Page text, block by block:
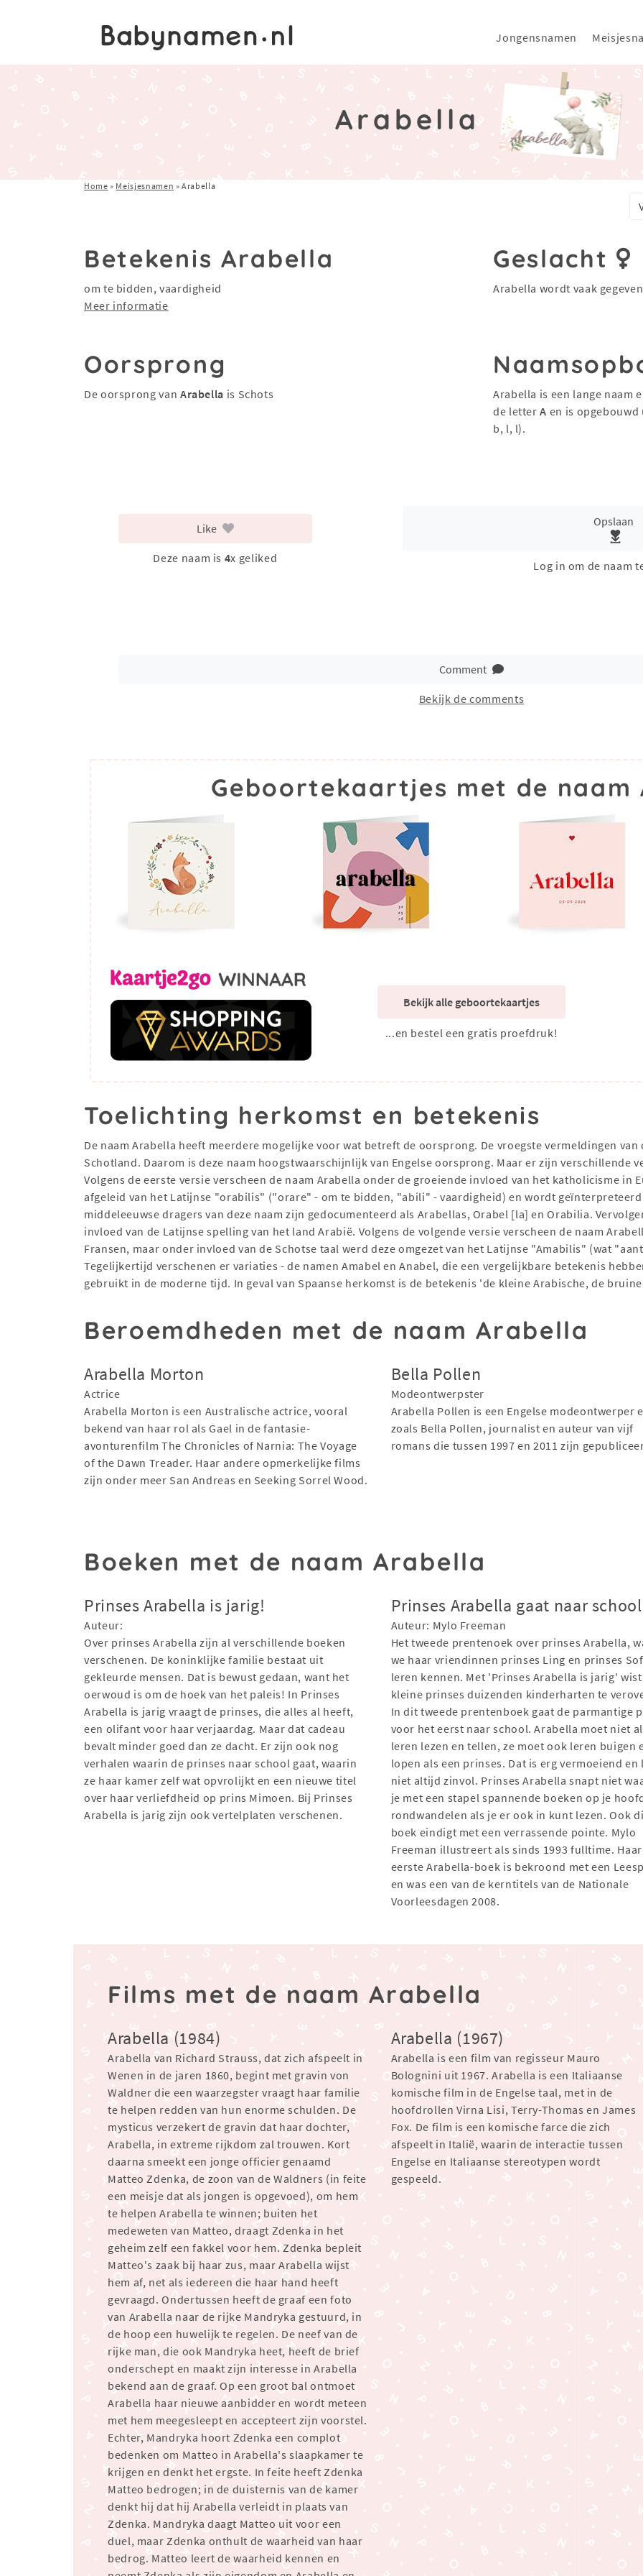
Jongensnamen
Arabella
Home » Meisjesnamen »Arabella
Betekenis Arabella
om te bidden, vaardigheid
Meer informatie
Geslacht
Arabella wordt vaak
Oorsprong
De oorsprong van Arabella is Schots Arabella is een lange naam
de letterA en is opgebouwd
b, l, l).
Like
Deze naam is 4x geliked
Opslaan
Log in om de naam
Comment
Bekijk de comments
Geboortekaartjes met de naam
Bekijk alle geboortekaartjes
...en bestel een gratis proefdruk!
Toelichting herkomst en betekenis
De naam Arabella heeft meerdere mogelijke voor wat betreft de oorsprong. De vroegste vermeldingen van
Schotland. Daarom is deze naam hoogstwaarschijnlijk van Engelse oorsprong. Maar er zijn verschillende
Volgens de eerste versie verscheen de naam Arabella onder de groeiende invloed van het katholicisme in
afgeleid van het Latijnse "orabilis" ("orare" - om te bidden, "abili" - vaardigheid) en wordt geïnterpreteerd
middeleeuwse dragers van deze naam zijn gedocumenteerd als Arabellas, Orabel [la] en Orabilia.
invloed van de Latijnse spelling van het land Arabië. Volgens de volgende versie verscheen de naam
Fransen, maar onder invloed van de Schotse taal werd deze omgezet van het Latijnse "Amabilis" (wat
Tegelijkertijd verschenen er variaties - de namen Amabel en Anabel, die een vergelijkbare betekenis
gebruikt in de moderne tijd. In geval van Spaanse herkomst is de betekenis 'de kleine Arabische, de
Beroemdheden met de naam Arabella
Arabella Morton
Actrice
Arabella Morton is een Australische actrice, vooral
bekend van haar rol als Gael in de fantasie-
avonturenfilm The Chronicles of Narnia: The Voyage
of the Dawn Treader. Haar andere opmerkelijke films
zijn onder meer San Andreas en Seeking Sorrel Wood.
Bella Pollen
Modeontwerpster
Arabella Pollen is een Engelse modeontwerper
zoals Bella Pollen, journalist en auteur van vijf
romans die tussen 1997 en 2011 zijn
Boeken met de naam Arabella
Prinses Arabella is jarig!
Auteur:
Over prinses Arabella zijn al verschillende boeken
verschenen. De koninklijke familie bestaat uit
gekleurde mensen. Dat is bewust gedaan, want het
oerwoud is om de hoek van het paleis! In Prinses
Arabella is jarig vraagt de prinses, die alles al heeft,
een olifant voor haar verjaardag. Maar dat cadeau
bevalt minder goed dan ze dacht. Er zijn ook nog
verhalen waarin de prinses naar school gaat, waarin
ze haar kamer zelf wat opvrolijkt en een nieuwe titel
over haar verliefdheid op prins Mimoen. Bij Prinses
Arabella is jarig zijn ook vertelplaten verschenen.
Prinses Arabella gaat naar school
Auteur: Mylo Freeman
Het tweede prentenoek over prinses Arabella,
we haar vriendinnen prinses Ling en prinses
leren kennen. Met 'Prinses Arabella is jarig'
kleine prinses duizenden kinderharten te
In dit tweede prentenboek gaat de parmantige
voor het eerst naar school. Arabella moet niet
leren lezen en tellen, ze moet ook leren buigen
lopen als een prinses. Dat is erg vermoeiend
niet altijd zinvol. Prinses Arabella snapt niet
je met een stapel spannende boeken op je
rondwandelen als je er ook in kunt lezen. Ook
boek eindigt met een verrassende pointe. Mylo
Freeman illustreert als sinds 1993 fulltime. Haar
eerste Arabella-boek is bekroond met een
en was een van de kerntitels van de Nationale
Voorleesdagen 2008.
Films met de naam Arabella
Arabella (1984)
Arabella van Richard Strauss, dat zich afspeelt in
Wenen in de jaren 1860, begint met gravin von
Waldner die een waarzegster vraagt ​​haar familie
te helpen redden van hun enorme schulden. De
mysticus verzekert de gravin dat haar dochter,
Arabella, in extreme rijkdom zal trouwen. Kort
daarna smeekt een jonge officier genaamd
Matteo Zdenka, de zoon van de Waldners (in feite
een meisje dat als jongen is opgevoed), om hem
te helpen Arabella te winnen; buiten het
medeweten van Matteo, draagt ​​Zdenka in het
geheim zelf een fakkel voor hem. Zdenka bepleit
Matteo's zaak bij haar zus, maar Arabella wijst
hem af, net als iedereen die haar hand heeft
gevraagd. Ondertussen heeft de graaf een foto
van Arabella naar de rijke Mandryka gestuurd, in
de hoop een huwelijk te regelen. De neef van de
rijke man, die ook Mandryka heet, heeft de brief
onderschept en maakt zijn interesse in Arabella
bekend aan de graaf. Op een groot bal ontmoet
Arabella haar nieuwe aanbidder en wordt meteen
met hem meegesleept en accepteert zijn voorstel.
Echter, Mandryka hoort Zdenka een complot
bedenken om Matteo in Arabella's slaapkamer te
krijgen en denkt het ergste. In feite heeft Zdenka
Matteo bedrogen; in de duisternis van de kamer
denkt hij dat hij Arabella verleidt in plaats van
Zdenka. Mandryka daagt Matteo uit voor een
duel, maar Zdenka onthult de waarheid van haar
bedrog. Matteo leert de waarheid kennen en
Arabella (1967)
Arabella is een film van regisseur Mauro
Bolognini uit 1967. Arabella is een Italiaanse
komische film in de Engelse taal, met in de
hoofdrollen Virna Lisi, Terry-Thomas en James
Fox. De film is een komische farce die zich
afspeelt in Italië, waarin de interactie tussen
Engelse en Italiaanse stereotypen wordt
gespeeld.